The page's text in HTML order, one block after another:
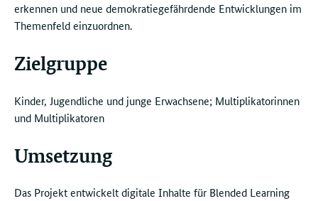
erkennen und neue demokratiegefährdende Entwicklungen im
Themenfeld einzuordnen.
Zielgruppe
Kinder, Jugendliche und junge Erwachsene; Multiplikatorinnen
und Multiplikatoren
Umsetzung
Das Projekt entwickelt digitale Inhalte für Blended Learning